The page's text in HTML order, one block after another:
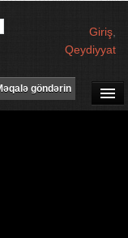
Giriş
Qeydiyyat
göndərin